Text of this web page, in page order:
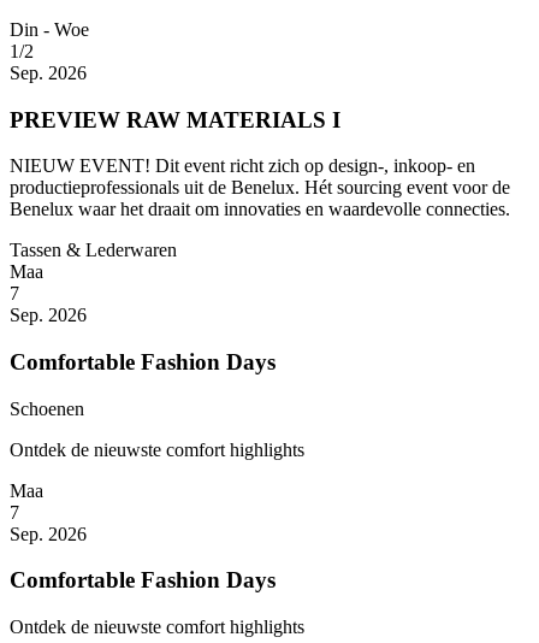
Din - Woe
1/2
Sep. 2026
PREVIEW RAW MATERIALS I
NIEUW EVENT! Dit event richt zich op design-, inkoop- en
productieprofessionals uit de Benelux. Hét sourcing event voor de
Benelux waar het draait om innovaties en waardevolle connecties.
Tassen & Lederwaren
Maa
7
Sep. 2026
Comfortable Fashion Days
Schoenen
Ontdek de nieuwste comfort highlights
Maa
7
Sep. 2026
Comfortable Fashion Days
Ontdek de nieuwste comfort highlights